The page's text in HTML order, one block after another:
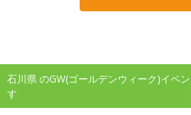
石川県 のGW(ゴールデンウィーク)イベ
す